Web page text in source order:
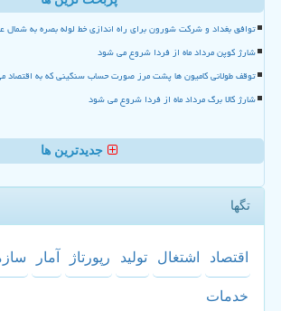
توافق بغداد و شرکت شورون برای راه اندازی خط لوله بصره به شمال
شارژ کوپن مرداد ماه از فردا شروع می شود
توقف طولانی کامیون ها پشت مرز صورت حساب سنگینی که به اقتصاد
شارژ کالا برگ مرداد ماه از فردا شروع می شود
جدیدترین ها
تگها
اقتصاد اشتغال تولید رپورتاژ آمار
خدمات